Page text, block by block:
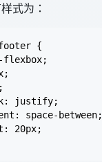
式为：
{
justify;
space-between;
20px;